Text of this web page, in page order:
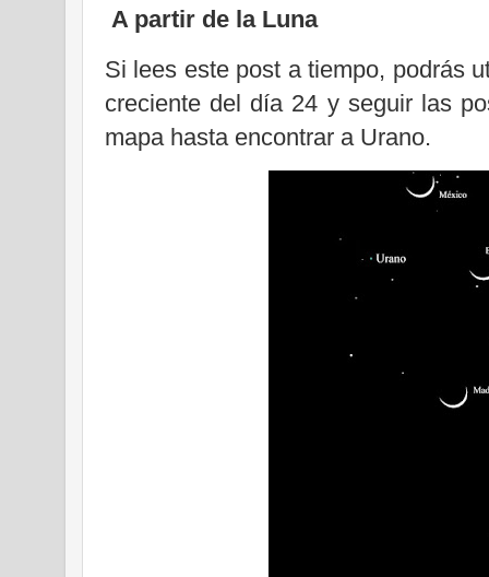
A partir de la Luna
Si lees este post a tiempo, podrás
creciente del día 24 y seguir las
mapa hasta encontrar a Urano.